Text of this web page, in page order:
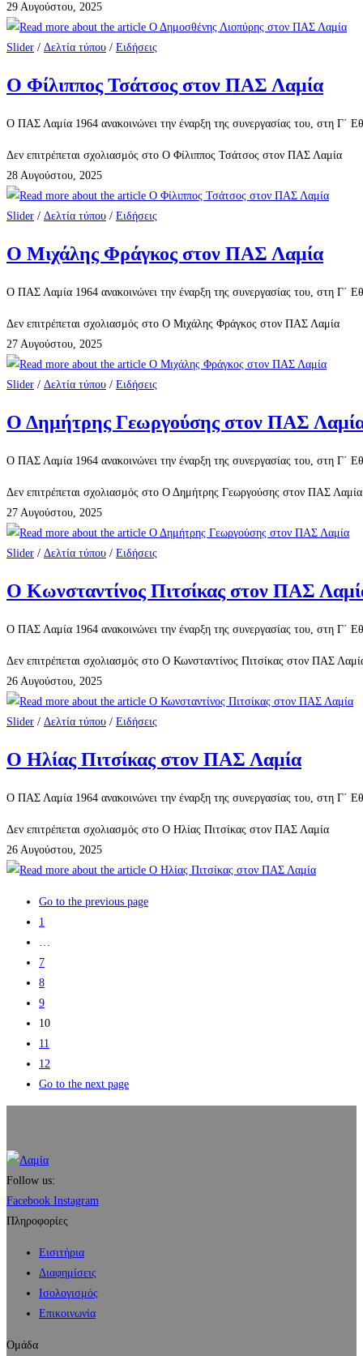
29 Αυγούστου, 2025
Slider / Δελτία τύπου / Ειδήσεις
Ο Φίλιππος Τσάτσος στον ΠΑΣ Λαμία
Ο ΠΑΣ Λαμία 1964 ανακοινώνει την έναρξη της συνεργασίας του, στη Γ΄
Δεν επιτρέπεται σχολιασμός στο Ο Φίλιππος Τσάτσος στον ΠΑΣ Λαμία
28 Αυγούστου, 2025
Slider / Δελτία τύπου / Ειδήσεις
Ο Μιχάλης Φράγκος στον ΠΑΣ Λαμία
Ο ΠΑΣ Λαμία 1964 ανακοινώνει την έναρξη της συνεργασίας του, στη Γ΄
Δεν επιτρέπεται σχολιασμός στο Ο Μιχάλης Φράγκος στον ΠΑΣ Λαμία
27 Αυγούστου, 2025
Slider / Δελτία τύπου / Ειδήσεις
Ο Δημήτρης Γεωργούσης στον ΠΑΣ
Ο ΠΑΣ Λαμία 1964 ανακοινώνει την έναρξη της συνεργασίας του, στη Γ΄
Δεν επιτρέπεται σχολιασμός στο Ο Δημήτρης Γεωργούσης στον ΠΑΣ Λαμία
27 Αυγούστου, 2025
Slider / Δελτία τύπου / Ειδήσεις
Ο Κωνσταντίνος Πιτσίκας στον ΠΑΣ
Ο ΠΑΣ Λαμία 1964 ανακοινώνει την έναρξη της συνεργασίας του, στη Γ΄
Δεν επιτρέπεται σχολιασμός στο Ο Κωνσταντίνος Πιτσίκας στον ΠΑΣ
26 Αυγούστου, 2025
Slider / Δελτία τύπου / Ειδήσεις
Ο Ηλίας Πιτσίκας στον ΠΑΣ Λαμία
Ο ΠΑΣ Λαμία 1964 ανακοινώνει την έναρξη της συνεργασίας του, στη Γ΄
Δεν επιτρέπεται σχολιασμός στο Ο Ηλίας Πιτσίκας στον ΠΑΣ Λαμία
26 Αυγούστου, 2025
Go to the previous page
1
…
7
8
9
10
11
12
Go to the next page
Follow us:
Facebook Instagram
Πληροφορίες
Εισιτήρια
Διαφημίσεις
Ισολογισμός
Επικοινωνία
Ομάδα